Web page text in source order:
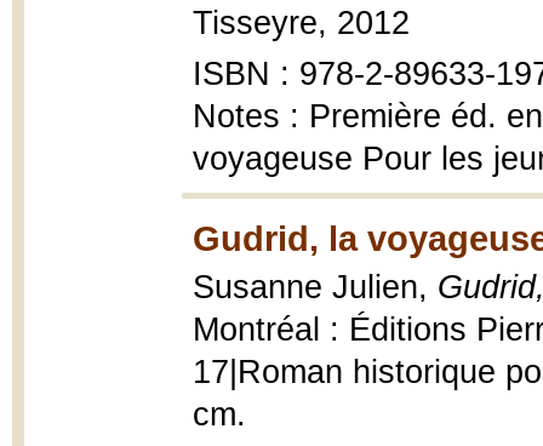
Tisseyre, 2012
ISBN : 978-2-89633-
Notes : Première éd.
voyageuse Pour les
Gudrid, la
Susanne Julien,
Montréal : Éditions
17|Roman historique
cm.